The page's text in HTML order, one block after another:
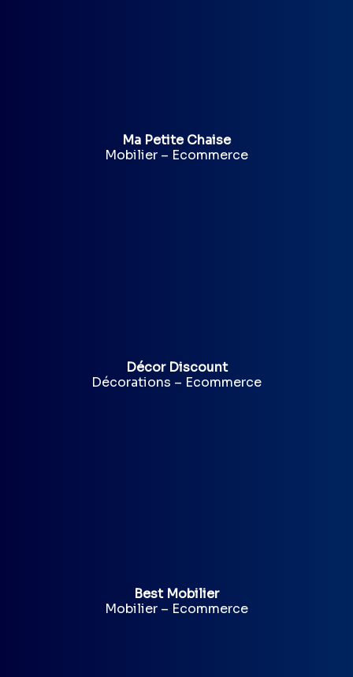
Ma Petite Chaise
Mobilier – Ecommerce
Décor Discount
Décorations – Ecommerce
Best Mobilier
Mobilier – Ecommerce